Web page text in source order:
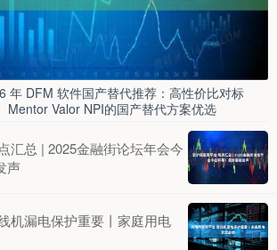
年 DFM 软件国产替代推荐：高性价比对标
Mentor Valor NPI的国产替代方案优选
汇总 | 2025金融街论坛年会今
声
机漏电保护重要丨家庭用电